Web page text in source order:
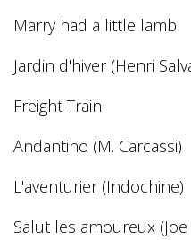
Marry had a little lamb
Jardin d'hiver (Henri
Freight Train
Andantino (M. Carcassi)
L'aventurier (Indochine)
Salut les amoureux (Joe